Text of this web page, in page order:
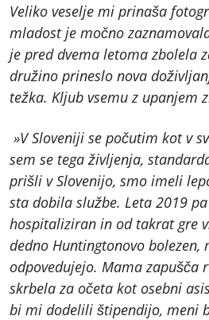
Veliko veselje mi prinaša
mladost je močno
je pred dvema letoma zbolela
družino prineslo nova
težka. Kljub vsemu z upanjem
»V Sloveniji se počutim kot v
sem se tega življenja,
prišli v Slovenijo, smo imeli
sta dobila službe. Leta 2019
hospitaliziran in od takrat gre
dedno Huntingtonovo
odpovedujejo. Mama zapušča
skrbela za očeta kot osebni
bi mi dodelili štipendijo, meni